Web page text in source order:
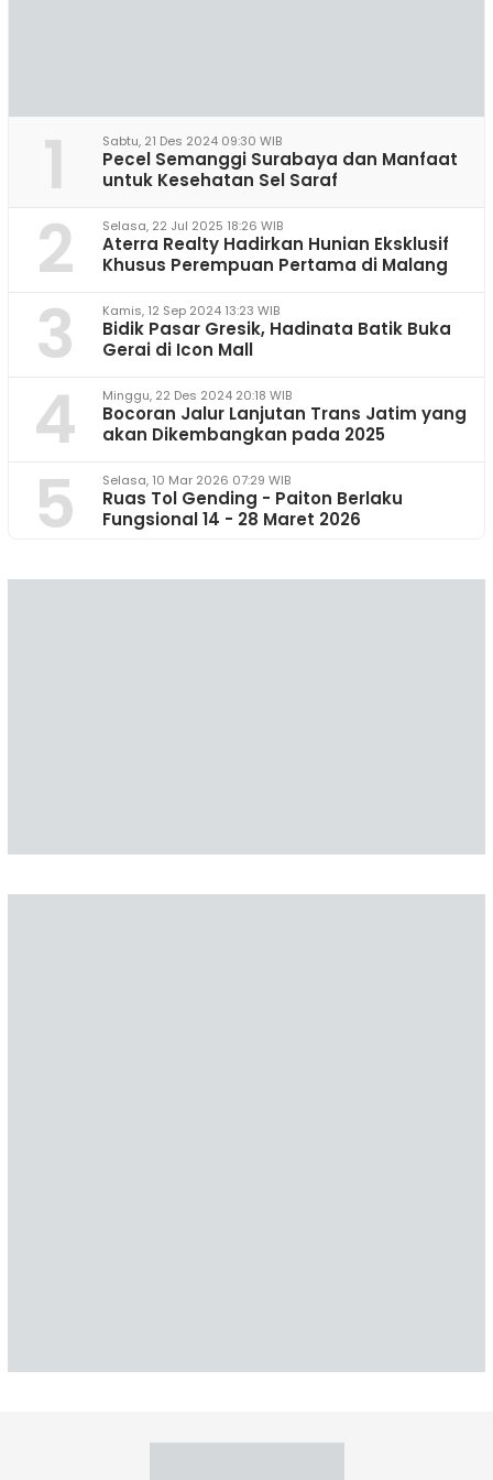
1 Sabtu, 21 Des 2024 09:30 WIB
Pecel Semanggi Surabaya dan Manfaat
untuk Kesehatan Sel Saraf
2 Selasa, 22 Jul 2025 18:26 WIB
Aterra Realty Hadirkan Hunian Eksklusif
Khusus Perempuan Pertama di Malang
3 Kamis, 12 Sep 2024 13:23 WIB
Bidik Pasar Gresik, Hadinata Batik Buka
Gerai di Icon Mall
4 Minggu, 22 Des 2024 20:18 WIB
Bocoran Jalur Lanjutan Trans Jatim yang
akan Dikembangkan pada 2025
5 Selasa, 10 Mar 2026 07:29 WIB
Ruas Tol Gending - Paiton Berlaku
Fungsional 14 - 28 Maret 2026